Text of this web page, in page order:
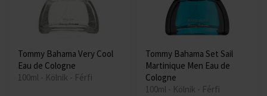
Tommy Bahama Very Cool
Eau de Cologne
100ml - Kölnik - Férfi
Tommy Bahama Set Sail
Martinique Men Eau de
Cologne
100ml - Kölnik - Férfi